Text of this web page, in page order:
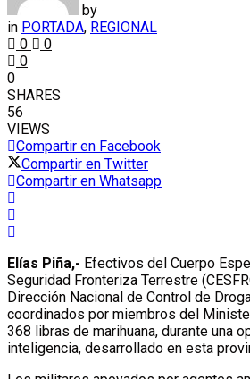
by
in PORTADA, REGIONAL
0
0
0
0
SHARES
56
VIEWS
Compartir en Facebook
Compartir en Twitter
Compartir en Whatsapp
Elías Piña,- Efectivos del Cuerpo
Seguridad Fronteriza Terrestre
Dirección Nacional de Control de
coordinados por miembros del
368 libras de marihuana, durante una
inteligencia, desarrollado en esta